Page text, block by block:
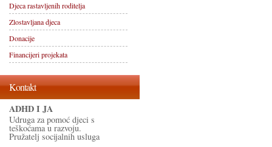
Djeca rastavljenih roditelja
Zlostavljana djeca
Donacije
Financijeri projekata
Kontakt
ADHD I JA
Udruga za pomoć djeci s
teškoćama u razvoju.
Pružatelj socijalnih usluga